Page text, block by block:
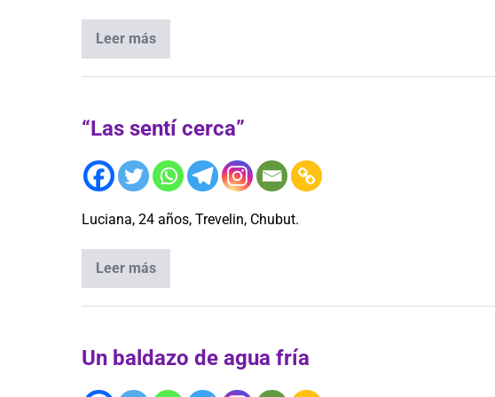
Leer más
“Las sentí cerca”
Luciana, 24 años, Trevelin, Chubut.
Leer más
Un baldazo de agua fría